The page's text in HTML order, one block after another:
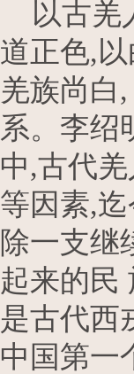
以古羌
道正色,
羌族尚白
系。李绍
中,古代
等因素,
除一支继
起来的民
是古代西
中国第